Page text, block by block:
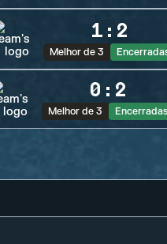
1 : 2
Melhor de 3
0 : 2
Melhor de 3 Encerradas